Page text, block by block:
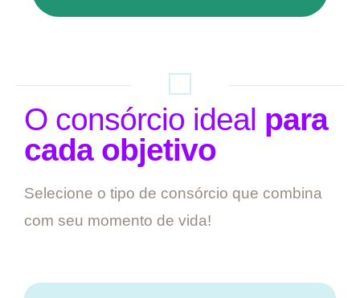
O consórcio ideal para
cada objetivo
Selecione o tipo de consórcio que combina
com seu momento de vida!